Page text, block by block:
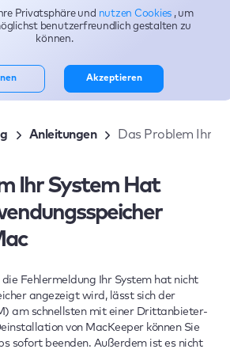
Anleitungen Das Problem Ihr
Ihr System Hat
Fehlermeldung Ihr System hat nicht
angezeigt wird, lässt sich der
am schnellsten mit einer Drittanbieter-
von MacKeeper können Sie
sofort beenden. Außerdem ist es nicht
Privatsphäre und nutzen Cookies , um
benutzerfreundlich gestalten zu
können.
Akzeptieren